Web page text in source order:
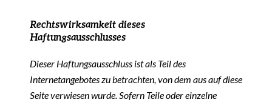
Rechtswirksamkeit dieses
Haftungsausschlusses
Dieser Haftungsausschluss ist als Teil des
Internetangebotes zu betrachten, von dem aus auf diese
Seite verwiesen wurde. Sofern Teile oder einzelne